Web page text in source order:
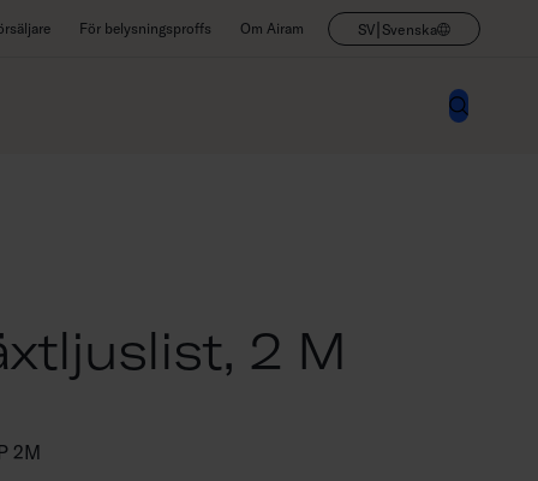
För belysningsproffs Om Airam SV| Svenska
2 M
2M